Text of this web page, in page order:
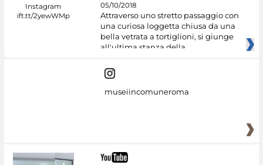
05/10/2018
Attraverso uno stretto passaggio con
una curiosa loggetta chiusa da una
bella vetrata a tortiglioni, si giunge
all'ultima stanza della
museiincomuneroma